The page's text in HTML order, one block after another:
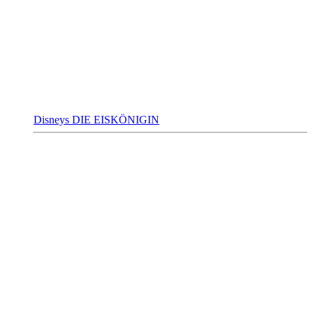
Disneys DIE EISKÖNIGIN